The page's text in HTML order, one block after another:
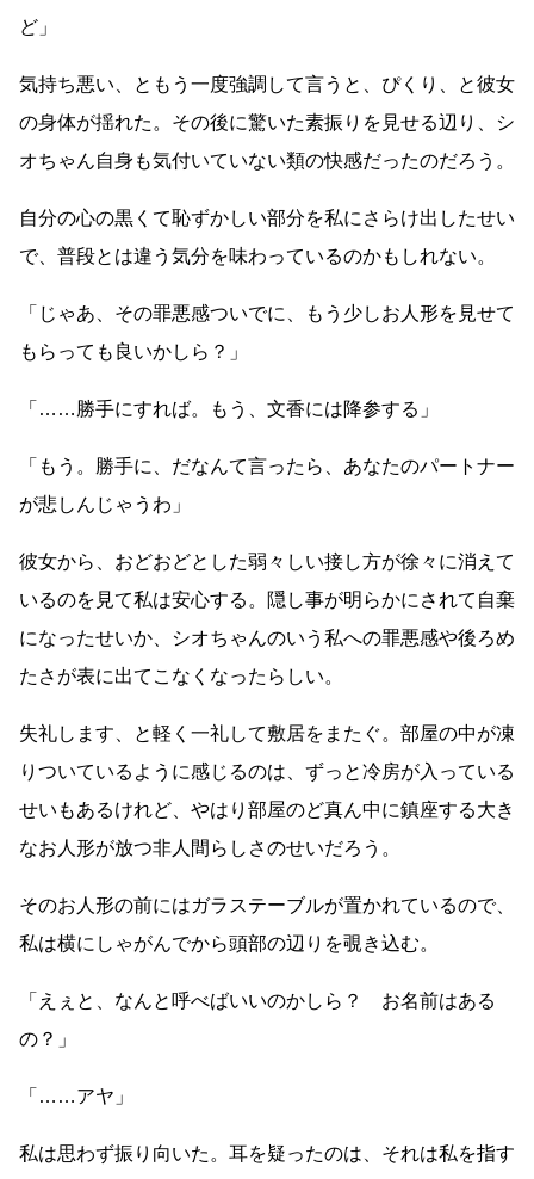
ど」
気持ち悪い、ともう一度強調して言うと、ぴくり、と彼女
の身体が揺れた。その後に驚いた素振りを見せる辺り、シ
オちゃん自身も気付いていない類の快感だったのだろう。
自分の心の黒くて恥ずかしい部分を私にさらけ出したせい
で、普段とは違う気分を味わっているのかもしれない。
「じゃあ、その罪悪感ついでに、もう少しお人形を見せて
もらっても良いかしら？」
「 ……勝手にすれば。もう、文香には降参する」
「もう。勝手に、だなんて言ったら、あなたのパートナー
が悲しんじゃうわ」
彼女から、おどおどとした弱々しい接し方が徐々に消えて
いるのを見て私は安心する。隠し事が明らかにされて自棄
になったせいか、シオちゃんのいう私への罪悪感や後ろめ
たさが表に出てこなくなったらしい。
失礼します、と軽く一礼して敷居をまたぐ。部屋の中が凍
りついているように感じるのは、ずっと冷房が入っている
せいもあるけれど、やはり部屋のど真ん中に鎮座する大き
なお人形が放つ非人間らしさのせいだろう。
そのお人形の前にはガラステーブルが置かれているので、
私は横にしゃがんでから頭部の辺りを覗き込む。
「えぇと、なんと呼べばいいのかしら？ お名前はある
の？」
「 ……アヤ」
私は思わず振り向いた。耳を疑ったのは、それは私を指す